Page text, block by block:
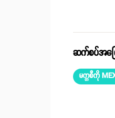
ဆက်စပ်အကြေ
မက္ကစီကို